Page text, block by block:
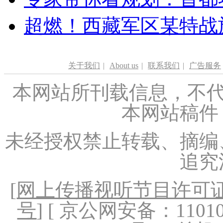
超燃！西藏军区某特
关于我们 | About us | 联系我们 | 广告服务
本网站所刊载信息，不
本网站稿
未经授权禁止转载、摘
追
[网上传播视听节目许可
号] [ 京公网安备：